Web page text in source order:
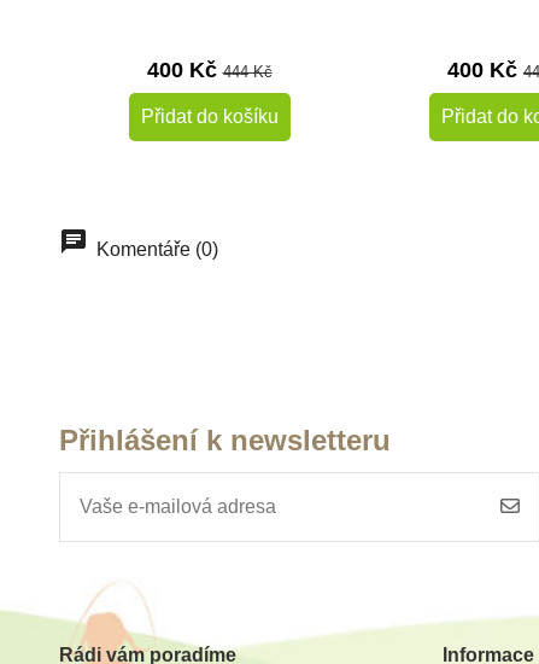
400 Kč444 Kč
Přidat do košíku
400 Kč
Přidat do
Do školy
Skladem Skladem
Komentáře (0)
Přihlášení k newsletteru
Rádi vám poradíme